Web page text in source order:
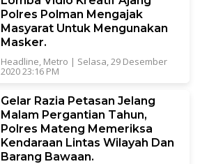
Polres Polman Mengajak
Masyarat Untuk Mengunakan
Masker.
Headline, Metro | Selasa, 29 Desember
2020 23:16 PM
Gelar Razia Petasan Jelang
Malam Pergantian Tahun,
Polres Mateng Memeriksa
Kendaraan Lintas Wilayah Dan
Barang Bawaan.